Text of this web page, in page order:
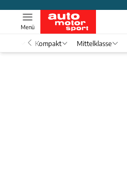
Menü
Kompakt Mittelklasse